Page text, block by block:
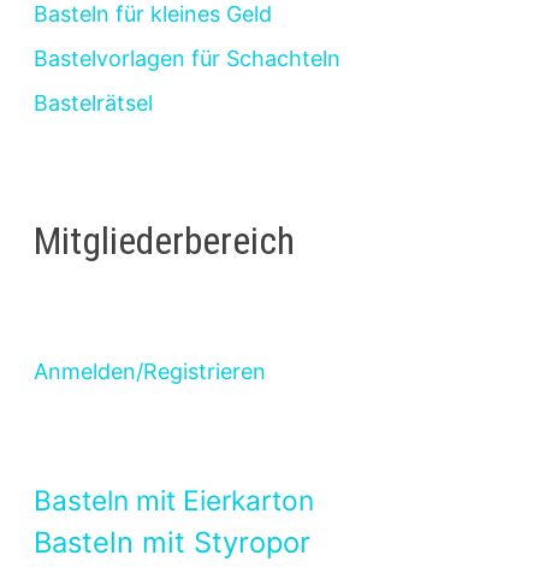
Basteln für kleines Geld
Bastelvorlagen für Schachteln
Bastelrätsel
Mitgliederbereich
Anmelden/Registrieren
Basteln mit Eierkarton
Basteln mit Styropor